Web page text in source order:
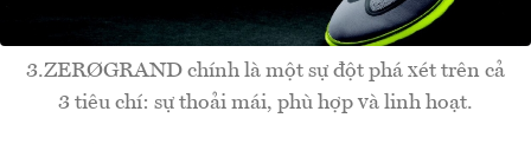
3.ZERØGRAND chính là một sự đột phá xét trên cả
3 tiêu chí: sự thoải mái, phù hợp và linh hoạt.